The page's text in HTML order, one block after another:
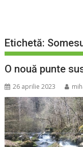
Etichetă:
O nouă punte
26 aprilie 2023